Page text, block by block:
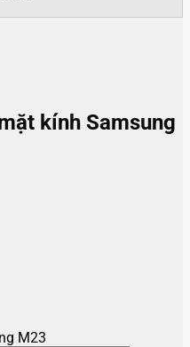
kính Samsung
M23